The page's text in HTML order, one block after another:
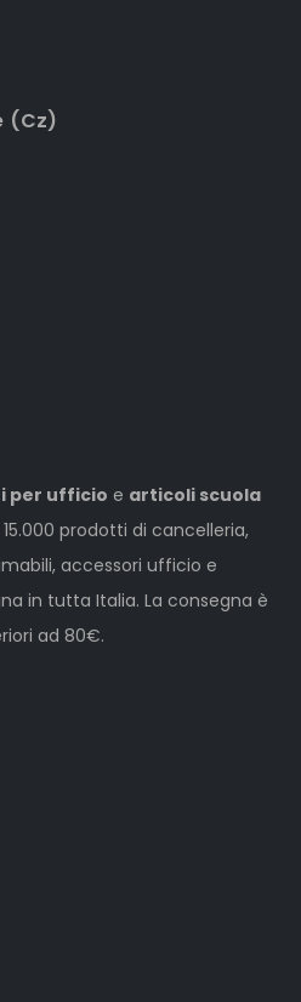
(Cz)
per ufficio e articoli scuola
prodotti di cancelleria,
accessori ufficio e
in tutta Italia. La consegna è
ad 80€.